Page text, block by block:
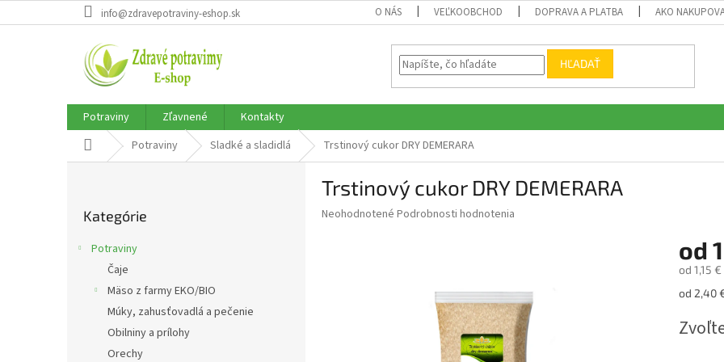
na
info@zdravepotraviny-eshop.sk O NÁS VEĽKOOBCHOD DOPRAVA A PLATBA AKO
HĽADAŤ
Potraviny Zľavnené
Kontakty
DomovPotraviny Sladké a sladidlá Trstinový cukor DRY DEMERARA
kategórie
Kategórie
Potraviny
Čaje
Mäso z farmy EKO/BIO
Múky, zahusťovadlá a pečenie
Obilniny a prílohy
Orechy
Trstinový cukor DRY DEMERARA
Priemerné
Neohodnotené Podrobnosti hodnotenia
od
od 1,15 €
od 2,40